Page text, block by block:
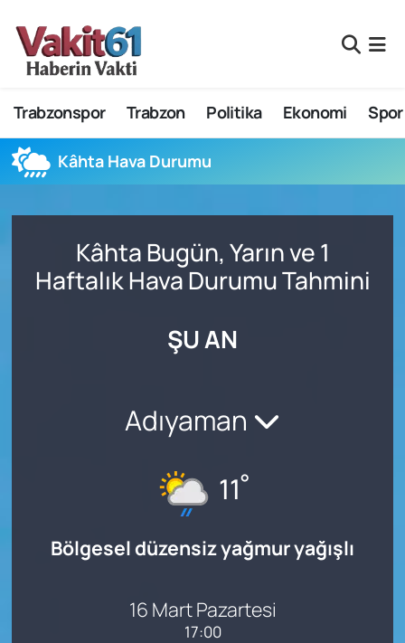
Trabzonspor Trabzon Politika Ekonomi Spor
Kâhta Hava Durumu
Kâhta Bugün, Yarın ve 1
Haftalık Hava Durumu Tahmini
ŞU AN
Adıyaman
11°
Bölgesel düzensiz yağmur yağışlı
16 Mart Pazartesi
17:00
Nöbetçi Eczaneler
Hava Durumu
Namaz Vakitleri
Süper Lig Puan Durumu ve Fikstür
Son Dakika Haberleri